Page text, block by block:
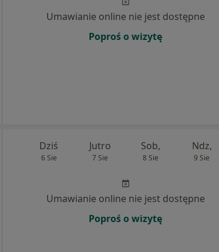
Umawianie online nie jest dostępne
Poproś o wizytę
Dziś
6 Sie
Jutro
7 Sie
Sob,
8 Sie
Ndz,
9 Sie
Umawianie online nie jest dostępne
Poproś o wizytę